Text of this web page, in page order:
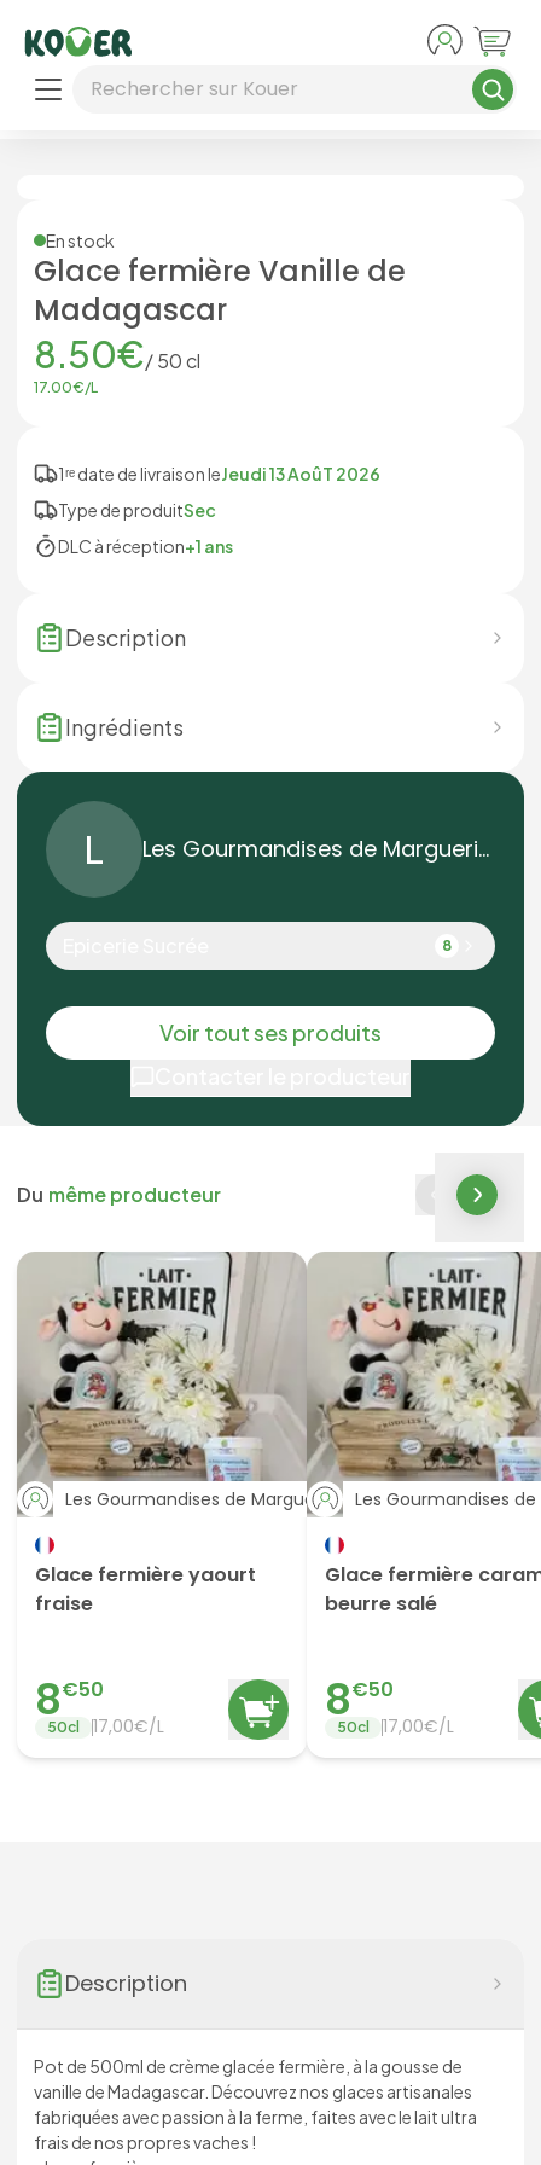
Rechercher sur Kouer
En stock
Glace fermière Vanille de
Madagascar
8.50€/50cl
17.00€/L
1ʳᵉ date de livraison leJeudi 13 AoûT 2026
Type de produitSec
DLC à réception+1 ans
Description
Ingrédients
L Les Gourmandises de Marguerite
8
Voir tout ses produits
Du même producteur
Les Gourmandises de Marguerite
Glace fermière yaourt
fraise
8€50
50cl 17,00€/L
Les Gourmandises
Glace fermière
beurre salé
8€50
50cl 17,00€/L
Description
Pot de 500ml de crème glacée fermière, à la gousse de
vanille de Madagascar. Découvrez nos glaces artisanales
fabriquées avec passion à la ferme, faites avec le lait ultra
frais de nos propres vaches !